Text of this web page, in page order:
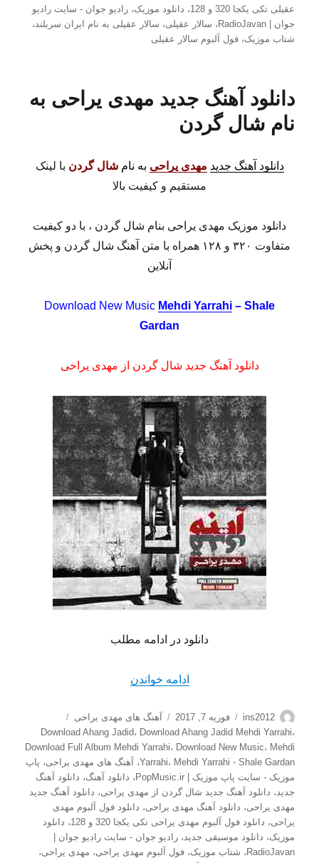
عقیلی تکی یکجا 320 و 128 ، دانلود موزیک،رادیو جوان - سایت رادیو
جوان | RadioJavan
، سالار عقیلی، سالار عقیلی به نام ایران سربلند ،
شتاب موزیک،فول آلبوم سالار عقیلی
دانلود آهنگ جدید مهدی یراحی به
نام شال گردن
دانلود آهنگ جدید مهدی یراحی به نامشال گردن با لینک
مستقیم و کیفیت بالا
دانلود موزیک مهدی یراحی بنام شال گردن ، با دو کیفیت
متفاوت ۳۲۰ و ۱۲۸ همراه با متن آهنگ شال گردن و پخش
آنلاین
Download New Music Mehdi Yarrahi – Shale
Gardan
دانلود آهنگ جدید شال گردن از مهدی یراحی
دانلود در ادامه مطلب
ادامه خواندن
نویسنده
ins2012
ارسال
شده
در
فوریه 7, 2017 دسته‌ها
آهنگ های مهدی یراحی
Download Ahang Jadid، Download Ahang Jadid Mehdi Yarrahi،
Download Full Album Mehdi Yarrahi، Download New Music، Mehdi
Yarrahi، Mehdi Yarrahi - Shale Gardan ، آهنگ های مهدی یراحی، پاپ
موزیک - سایت پاپ موزیک | PopMusic.ir
، دانلود آهنگ، دانلود آهنگ
جدید ، دانلود آهنگ جدید شال گردن از مهدی یراحی، دانلود آهنگ جدید
مهدی یراحی، دانلود آهنگ مهدی یراحی، دانلود فول آلبوم مهدی
یراحی، دانلود فول آلبوم مهدی یراحی تکی یکجا 320 و 128 ، دانلود
موزیک، دانلود موسیقی جدید ،رادیو جوان - سایت رادیو جوان |
RadioJavan ، شتاب موزیک،فول آلبوم مهدی یراحی، مهدی یراحی،